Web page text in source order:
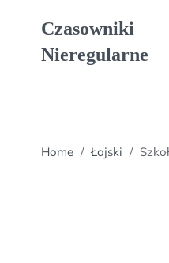
Czasowniki
Nieregularne
Home / Łajski /